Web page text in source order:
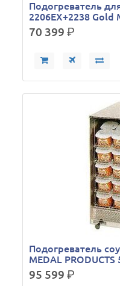
Подогреватель
2206EX+2238 Gold
70 399р.
Подогреватель
MEDAL PRODUCTS
95 599р.